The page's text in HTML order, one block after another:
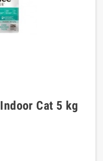
Cat 5 kg